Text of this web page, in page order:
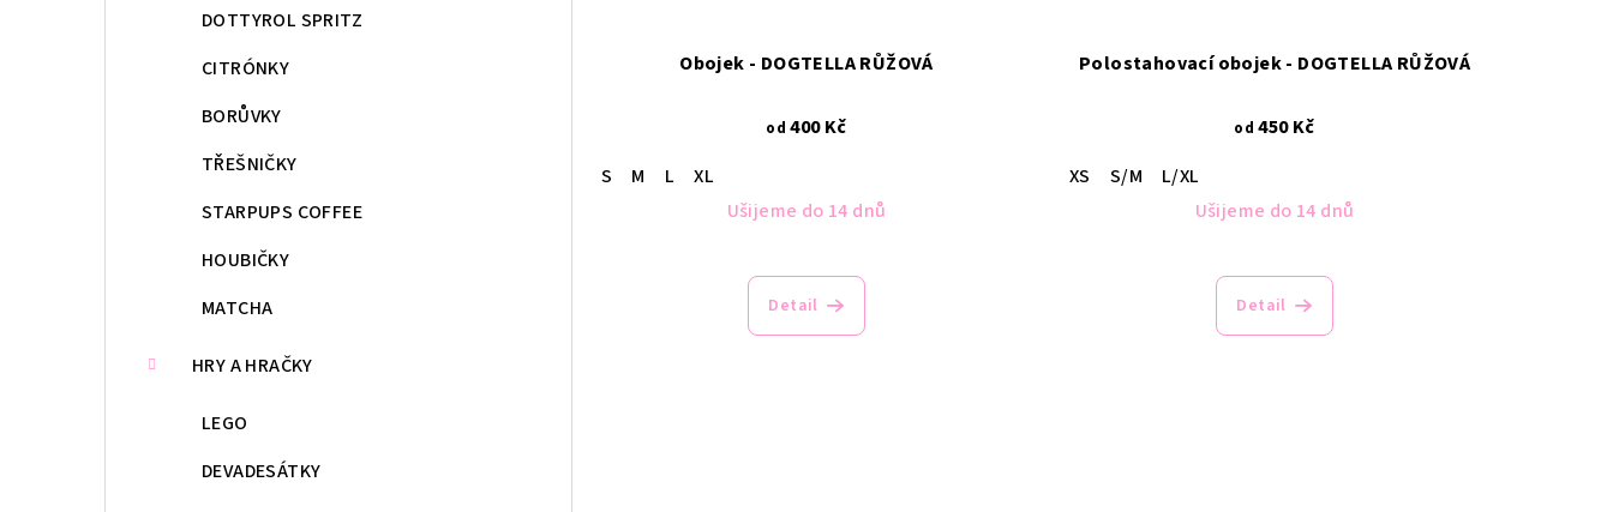
DOTTYROL SPRITZ
CITRÓNKY
BORŮVKY
TŘEŠNIČKY
STARPUPS COFFEE
HOUBIČKY
MATCHA
HRY A HRAČKY
LEGO
DEVADESÁTKY
Obojek - DOGTELLA RŮŽOVÁ
od 400 Kč
S
M L
XL
Ušijeme do 14 dnů
Detail
Polostahovací obojek - DOGTELLA RŮŽOVÁ
od 450 Kč
XS
S/M
L/XL
Ušijeme do 14 dnů
Detail